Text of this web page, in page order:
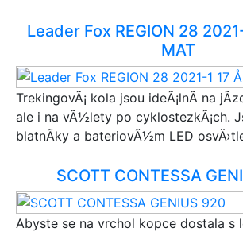
Leader Fox REGION 28
MAT
TrekingovÃ¡ kola jsou ideÃ¡lnÃ­ na
ale i na vÃ½lety po cyklostezkÃ¡ch.
blatnÃ­ky a bateriovÃ½m LED
SCOTT CONTESSA
Abyste se na vrchol kopce dostala s